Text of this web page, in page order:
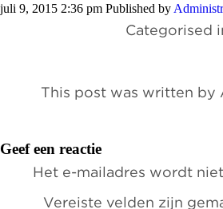
juli 9, 2015 2:36 pm Published by
Categorised
This post was written by
Geef een reactie
Het e-mailadres wordt
Vereiste velden zijn